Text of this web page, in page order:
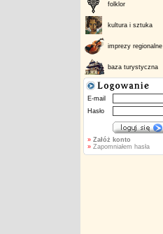
folklor
kultura i sztuka
imprezy regionalne
baza turystyczna
E-mail
Hasło
» Załóż konto
»Zapomniałem hasła